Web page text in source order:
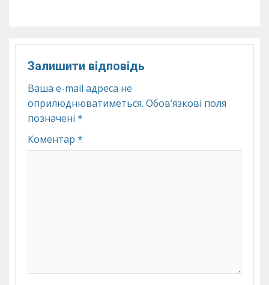
Залишити відповідь
Ваша e-mail адреса не
оприлюднюватиметься. Обов’язкові поля
позначені *
Коментар *